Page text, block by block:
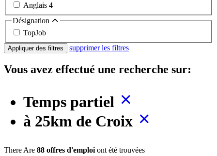
Anglais 4
Désignation
TopJob
Appliquer des filtres supprimer les filtres
Vous avez effectué une recherche sur:
Temps partiel
à 25km de Croix
There Are 88 offres d'emploi ont été trouvées